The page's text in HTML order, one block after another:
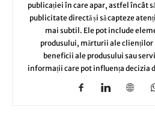
publicației în care apar, astfel încât
publicitate directă și să capteze
mai subtil. Ele pot include
produsului, mărturii ale
beneficii ale produsului sau
informații care pot influența decizia